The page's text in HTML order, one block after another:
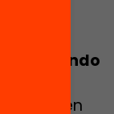
teniendo
en